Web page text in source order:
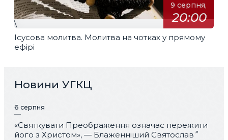
9 серпня,
20:00
\
Ісусова молитва. Молитва на чотках у прямому
ефірі
Новини УГКЦ
6 серпня
«Святкувати Преображення означає пережити
його з Христом», — Блаженніший Святослав